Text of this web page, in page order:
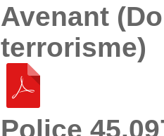
Avenant
terrorisme)
Police